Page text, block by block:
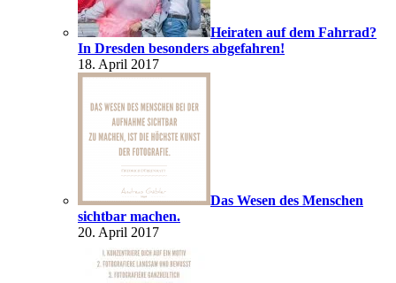
Heiraten auf dem Fahrrad?
In Dresden besonders abgefahren!
18. April 2017
Das Wesen des Menschen
sichtbar machen.
20. April 2017